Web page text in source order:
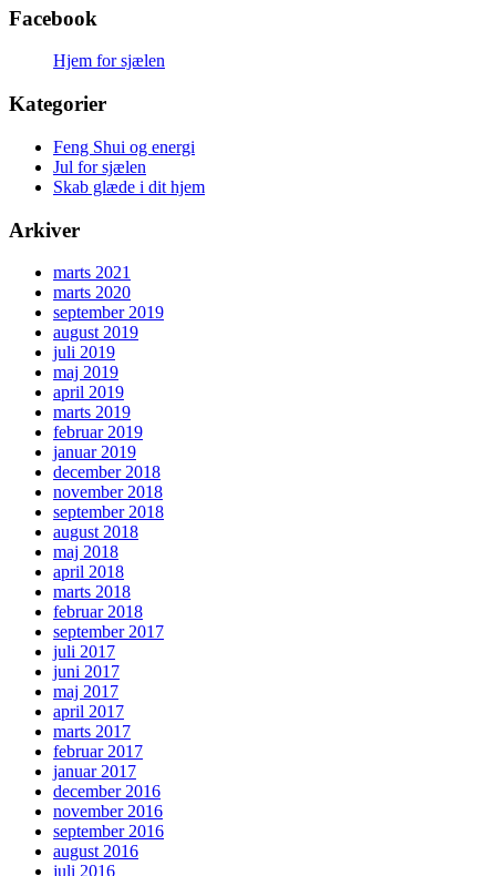
Facebook
Hjem for sjælen
Kategorier
Feng Shui og energi
Jul for sjælen
Skab glæde i dit hjem
Arkiver
marts 2021
marts 2020
september 2019
august 2019
juli 2019
maj 2019
april 2019
marts 2019
februar 2019
januar 2019
december 2018
november 2018
september 2018
august 2018
maj 2018
april 2018
marts 2018
februar 2018
september 2017
juli 2017
juni 2017
maj 2017
april 2017
marts 2017
februar 2017
januar 2017
december 2016
november 2016
september 2016
august 2016
juli 2016